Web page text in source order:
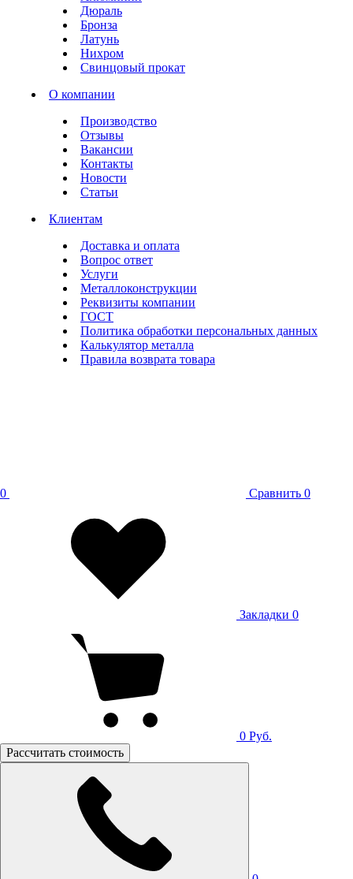
Дюраль
Бронза
Латунь
Нихром
Свинцовый прокат
О компании
Производство
Отзывы
Вакансии
Контакты
Новости
Статьи
Клиентам
Доставка и оплата
Вопрос ответ
Услуги
Металлоконструкции
Реквизиты компании
ГОСТ
Политика обработки персональных данных
Калькулятор металла
Правила возврата товара
0 Сравнить 0
Закладки 0
0 Руб.
Рассчитать стоимость